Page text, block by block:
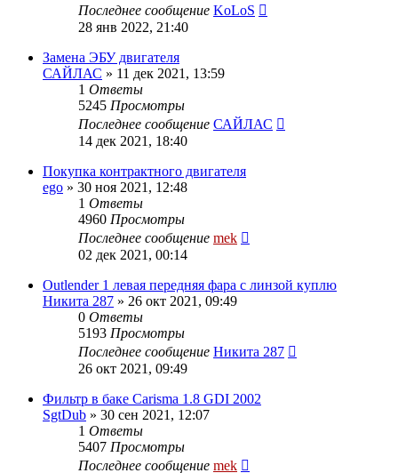
Последнее сообщение KoLoS
28 янв 2022, 21:40
Замена ЭБУ двигателя
САЙЛАС » 11 дек 2021, 13:59
1 Ответы
5245 Просмотры
Последнее сообщение САЙЛАС
14 дек 2021, 18:40
Покупка контрактного двигателя
ego » 30 ноя 2021, 12:48
1 Ответы
4960 Просмотры
Последнее сообщение mek
02 дек 2021, 00:14
Outlender 1 левая передняя фара с линзой куплю
Никита 287 » 26 окт 2021, 09:49
0 Ответы
5193 Просмотры
Последнее сообщение Никита 287
26 окт 2021, 09:49
Фильтр в баке Carisma 1.8 GDI 2002
SgtDub » 30 сен 2021, 12:07
1 Ответы
5407 Просмотры
Последнее сообщение mek